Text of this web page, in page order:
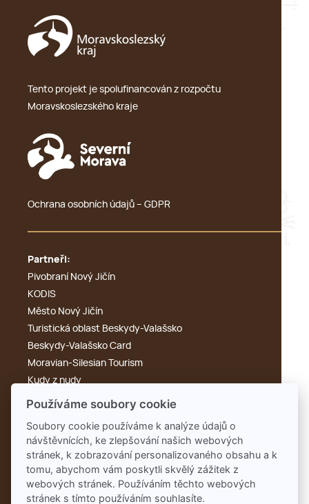
Tento projekt je spolufinancován z rozpočtu
Moravskoslezského kraje
Ochrana osobních údajů – GDPR
Partneři:
Pivobraní Nový Jičín
KODIS
Město Nový Jičín
Turistická oblast Beskydy-Valašsko
Beskydy-Valašsko Card
Moravian-Silesian Tourism
Kudy z nudy
Výletník
KdyKde.cz
Tonak
Rengl
Používáme soubory cookie
Soubory cookie používáme k analýze údajů o
návštěvnících, ke zlepšování našich webových
stránek, k zobrazování personalizovaného obsahu a k
tomu, abychom vám poskytli skvělý zážitek z
webových stránek. Používáním těchto webových
stránek s tímto používáním souhlasíte.